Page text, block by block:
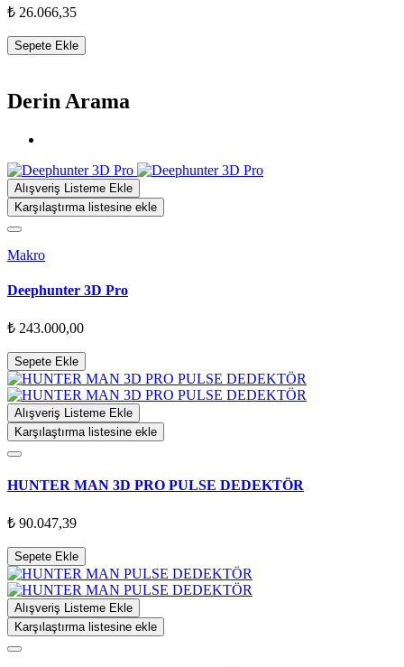
₺ 26.066,35
Sepete Ekle
Derin Arama
Alışveriş Listeme Ekle
Karşılaştırma listesine ekle
Makro
Deephunter 3D Pro
₺ 243.000,00
Sepete Ekle
Alışveriş Listeme Ekle
Karşılaştırma listesine ekle
HUNTER MAN 3D PRO PULSE DEDEKTÖR
₺ 90.047,39
Sepete Ekle
Alışveriş Listeme Ekle
Karşılaştırma listesine ekle